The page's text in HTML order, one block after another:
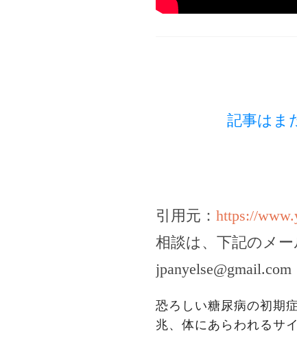
記事はま
引用元： https://
相談は、下記のメ
jpanyelse@gmail.com
恐ろしい糖尿病の初期
兆、体にあらわれるサ